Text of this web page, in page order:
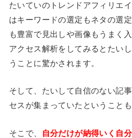
たいていのトレンドアフィリエ
はキーワードの選定もネタの選
も豊富で見出しや画像もうまく
アクセス解析をしてみるとたい
うことに驚かされます。
そして、たいして自信のない記
セスが集まっていたということも
そこで、
自分だけが納得いく自